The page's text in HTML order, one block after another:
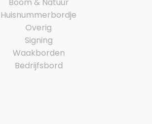
Huisnummerbordje
Overig
Signing
Waakborden
Bedrijfsbord